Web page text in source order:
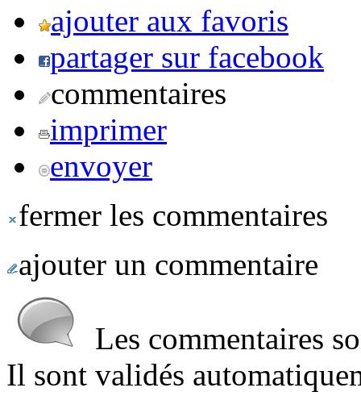
ajouter aux favoris
partager sur facebook
commentaires
imprimer
envoyer
fermer les commentaires
ajouter un commentaire
Les commentaires
Il sont validés